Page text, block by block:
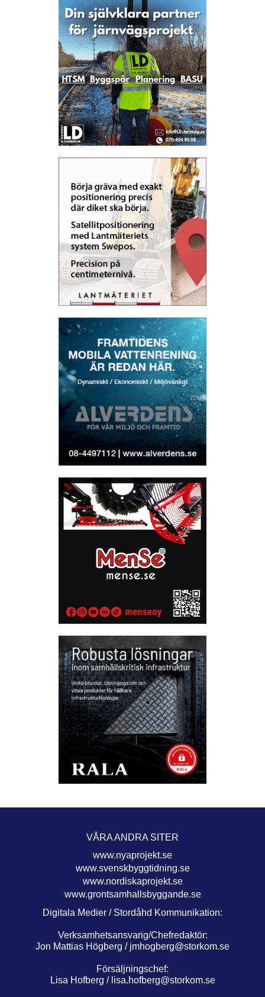
VÅRA ANDRA SITER
www.nyaprojekt.se
www.svenskbyggtidning.se
www.nordiskaprojekt.se
www.grontsamhallsbyggande.se
Digitala Medier / Stordåhd Kommunikation:
Verksamhetsansvarig/Chefredaktör:
Jon Mattias Högberg / jmhogberg@storkom.se
Försäljningschef:
Lisa Hofberg / lisa.hofberg@storkom.se